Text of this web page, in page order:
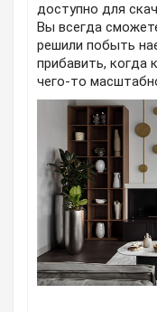
доступно для
Вы всегда
решили побыть
прибавить, когда
чего-то